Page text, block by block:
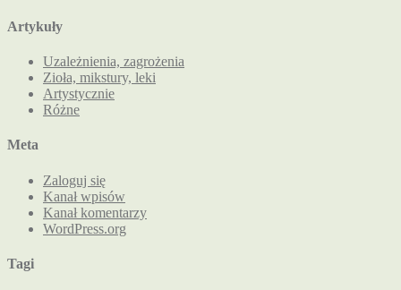
Artykuły
Uzależnienia, zagrożenia
Zioła, mikstury, leki
Artystycznie
Różne
Meta
Zaloguj się
Kanał wpisów
Kanał komentarzy
WordPress.org
Tagi